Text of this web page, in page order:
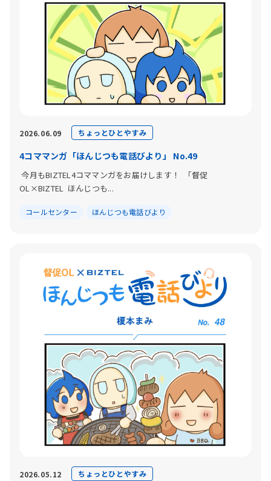
2026.06.09 ちょっとひとやすみ
4コママンガ「ほんじつも電話びより」 No.49
今月もBIZTEL4コママンガをお届けします！ 「督促
OL×BIZTEL ほんじつも...
コールセンター ほんじつも電話びより
2026.05.12 ちょっとひとやすみ